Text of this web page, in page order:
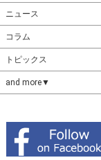
ニュース
コラム
トピックス
and more▼